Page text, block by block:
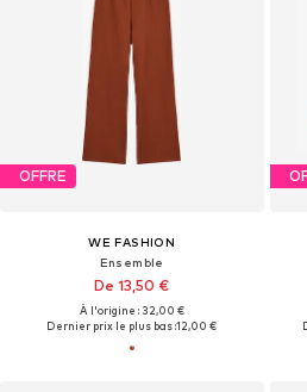
OFFRE
WE FASHION
Ensemble
De 13,50 €
À l'origine : 32,00 €
Dernier prix le plus bas :12,00 €